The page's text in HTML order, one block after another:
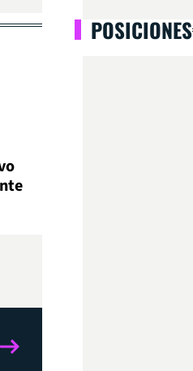
POSICIONES